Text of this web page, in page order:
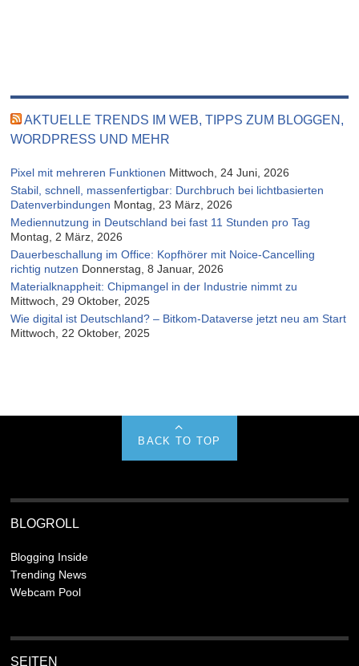
AKTUELLE TRENDS IM WEB, TIPPS ZUM BLOGGEN,
WORDPRESS UND MEHR
Pixel mit mehreren Funktionen Mittwoch, 24 Juni, 2026
Stabil, schnell, massenfertigbar: Durchbruch bei lichtbasierten
Datenverbindungen Montag, 23 März, 2026
Mediennutzung in Deutschland bei fast 11 Stunden pro Tag
Montag, 2 März, 2026
Dauerbeschallung im Office: Kopfhörer mit Noice-Cancelling
richtig nutzen Donnerstag, 8 Januar, 2026
Materialknappheit: Chipmangel in der Industrie nimmt zu
Mittwoch, 29 Oktober, 2025
Wie digital ist Deutschland? – Bitkom-Dataverse jetzt neu am Start
Mittwoch, 22 Oktober, 2025
BACK TO TOP
BLOGROLL
Blogging Inside
Trending News
Webcam Pool
SEITEN